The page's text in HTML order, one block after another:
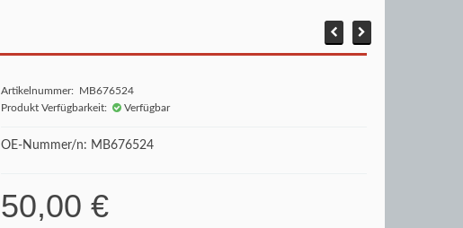
Artikelnummer: MB676524
Produkt Verfügbarkeit:
Verfügbar
OE-Nummer/n: MB676524
50,00 €